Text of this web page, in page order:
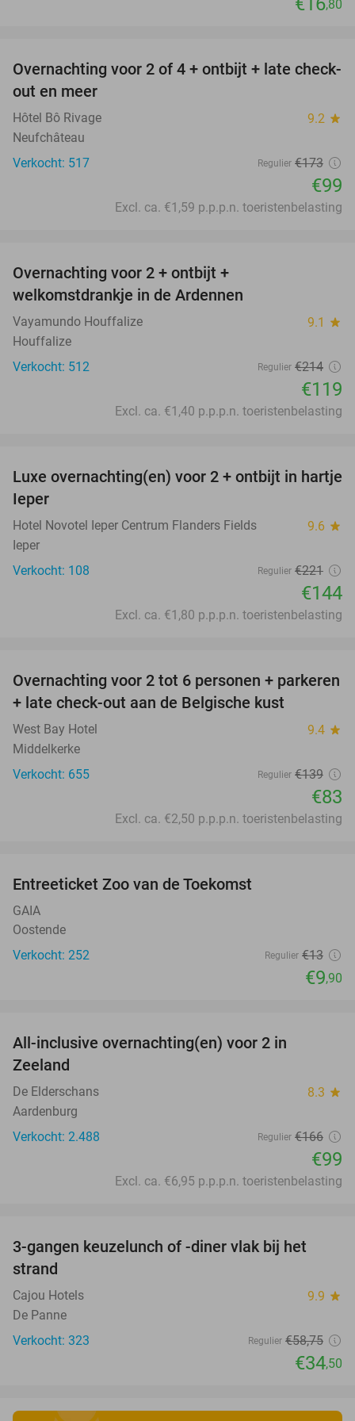
,80
43%
Overnachting voor 2 of 4 + ontbijt + late check-
out en meer
Hôtel Bô Rivage 9.2 star
Neufchâteau
Verkocht: 517
Regulier €173
€99
Excl. ca. €1,59 p.p.p.n. toeristenbelasting
Overnachting voor 2 + ontbijt +
welkomstdrankje in de Ardennen
Vayamundo Houffalize 9.1 star
Houffalize
Verkocht: 512
Regulier €214
€119
Excl. ca. €1,40 p.p.p.n. toeristenbelasting
35%
Luxe overnachting(en) voor 2 + ontbijt in hartje
Ieper
Hotel Novotel Ieper Centrum Flanders Fields 9.6 star
Ieper
Verkocht: 108
Regulier €221
€144
Excl. ca. €1,80 p.p.p.n. toeristenbelasting
40%
Overnachting voor 2 tot 6 personen + parkeren
+ late check-out aan de Belgische kust
West Bay Hotel 9.4 star
Middelkerke
Verkocht: 655
Regulier €139
€83
Excl. ca. €2,50 p.p.p.n. toeristenbelasting
Entreeticket Zoo van de Toekomst
GAIA
Oostende
Verkocht: 252
Regulier €13
€9,90
All-inclusive overnachting(en) voor 2 in
Zeeland
De Elderschans 8.3 star
Aardenburg
Verkocht: 2.488
Regulier €166
€99
Excl. ca. €6,95 p.p.p.n. toeristenbelasting
3-gangen keuzelunch of -diner vlak bij het
strand
Cajou Hotels 9.9 star
De Panne
Verkocht: 323
Regulier €58,75
€34,50